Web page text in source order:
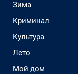
Зима
Криминал
Культура
Лето
Мой дом